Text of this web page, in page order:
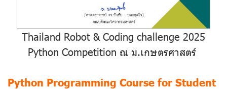
Thailand Robot & Coding challenge 2025
Python Competition ณ ม.เกษตรศาสตร์
Python Programming Course for Student